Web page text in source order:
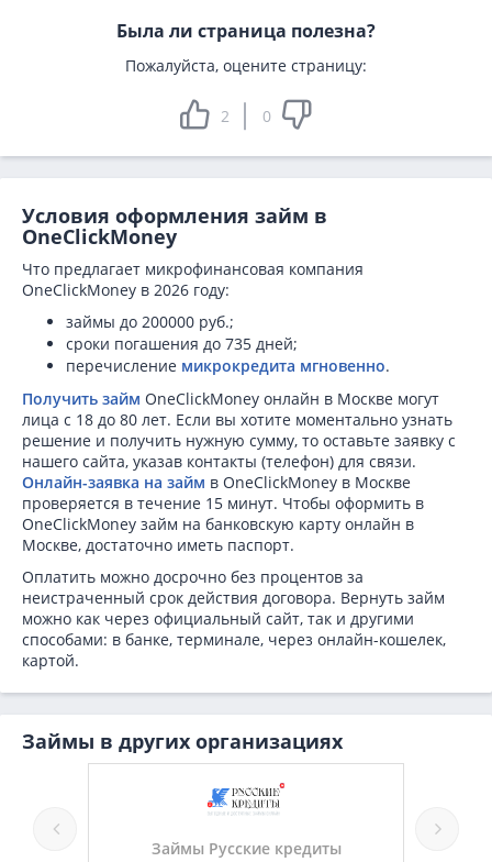
Была ли страница полезна?
Пожалуйста, оцените страницу:
2 0
Условия оформления займ в
OneClickMoney
Что предлагает микрофинансовая компания
OneClickMoney в 2026 году:
займы до 200000 руб.;
сроки погашения до 735 дней;
перечисление микрокредита мгновенно.
Получить займ OneClickMoney онлайн в Москве могут
лица с 18 до 80 лет. Если вы хотите моментально узнать
решение и получить нужную сумму, то оставьте заявку с
нашего сайта, указав контакты (телефон) для связи.
Онлайн-заявка на займ в OneClickMoney в Москве
проверяется в течение 15 минут. Чтобы оформить в
OneClickMoney займ на банковскую карту онлайн в
Москве, достаточно иметь паспорт.
Оплатить можно досрочно без процентов за
неистраченный срок действия договора. Вернуть займ
можно как через официальный сайт, так и другими
способами: в банке, терминале, через онлайн-кошелек,
картой.
Займы в других организациях
Займы МаниРу